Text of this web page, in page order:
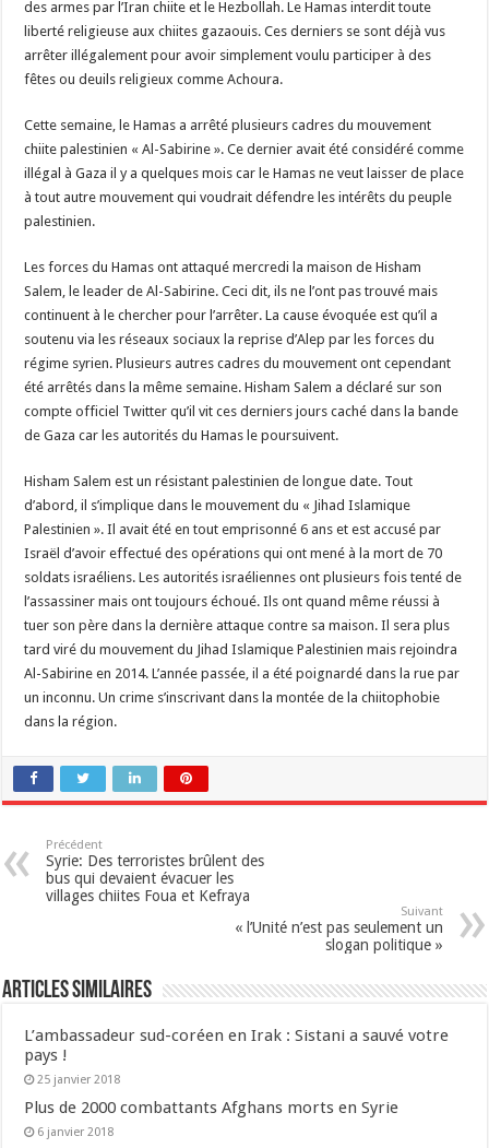
des armes par l’Iran chiite et le Hezbollah. Le Hamas interdit toute
liberté religieuse aux chiites gazaouis. Ces derniers se sont déjà vus
arrêter illégalement pour avoir simplement voulu participer à des
fêtes ou deuils religieux comme Achoura.
Cette semaine, le Hamas a arrêté plusieurs cadres du mouvement
chiite palestinien « Al-Sabirine ». Ce dernier avait été considéré comme
illégal à Gaza il y a quelques mois car le Hamas ne veut laisser de place
à tout autre mouvement qui voudrait défendre les intérêts du peuple
palestinien.
Les forces du Hamas ont attaqué mercredi la maison de Hisham
Salem, le leader de Al-Sabirine. Ceci dit, ils ne l’ont pas trouvé mais
continuent à le chercher pour l’arrêter. La cause évoquée est qu’il a
soutenu via les réseaux sociaux la reprise d’Alep par les forces du
régime syrien. Plusieurs autres cadres du mouvement ont cependant
été arrêtés dans la même semaine. Hisham Salem a déclaré sur son
compte officiel Twitter qu’il vit ces derniers jours caché dans la bande
de Gaza car les autorités du Hamas le poursuivent.
Hisham Salem est un résistant palestinien de longue date. Tout
d’abord, il s’implique dans le mouvement du « Jihad Islamique
Palestinien ». Il avait été en tout emprisonné 6 ans et est accusé par
Israël d’avoir effectué des opérations qui ont mené à la mort de 70
soldats israéliens. Les autorités israéliennes ont plusieurs fois tenté de
l’assassiner mais ont toujours échoué. Ils ont quand même réussi à
tuer son père dans la dernière attaque contre sa maison. Il sera plus
tard viré du mouvement du Jihad Islamique Palestinien mais rejoindra
Al-Sabirine en 2014. L’année passée, il a été poignardé dans la rue par
un inconnu. Un crime s’inscrivant dans la montée de la chiitophobie
dans la région.
Précédent
Syrie: Des terroristes brûlent des
bus qui devaient évacuer les
villages chiites Foua et Kefraya
Suivant
« l’Unité n’est pas seulement un
slogan politique »
Articles similaires
L’ambassadeur sud-coréen en Irak : Sistani a sauvé votre
pays !
25 janvier 2018
Plus de 2000 combattants Afghans morts en Syrie
6 janvier 2018